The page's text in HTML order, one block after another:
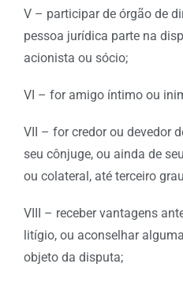
V – participar de órgão de
pessoa jurídica parte na
acionista ou sócio;
VI – for amigo íntimo ou
VII – for credor ou devedor
seu cônjuge, ou ainda de
ou colateral, até terceiro
VIII – receber vantagens
litígio, ou aconselhar
objeto da disputa;